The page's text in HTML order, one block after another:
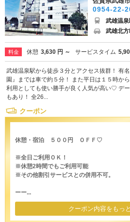
0954-22-
武雄温
武雄北
料金 休憩 3,630 円 ～ サービスタイム
武雄温泉駅から徒歩３分とアクセス抜群！ 有
園』までは車で約５分！ また平日は１５時か
利用としても使い勝手が良く人気が高い♡ デ
もあり！ 全26...
クーポン
休憩・宿泊 ５００円 ＯＦＦ♡
※全日ご利用ＯＫ！
※休憩2時間でもご利用可能
※その他割引サービスとの併用不可。
ーー...
クーポン内容をもっ